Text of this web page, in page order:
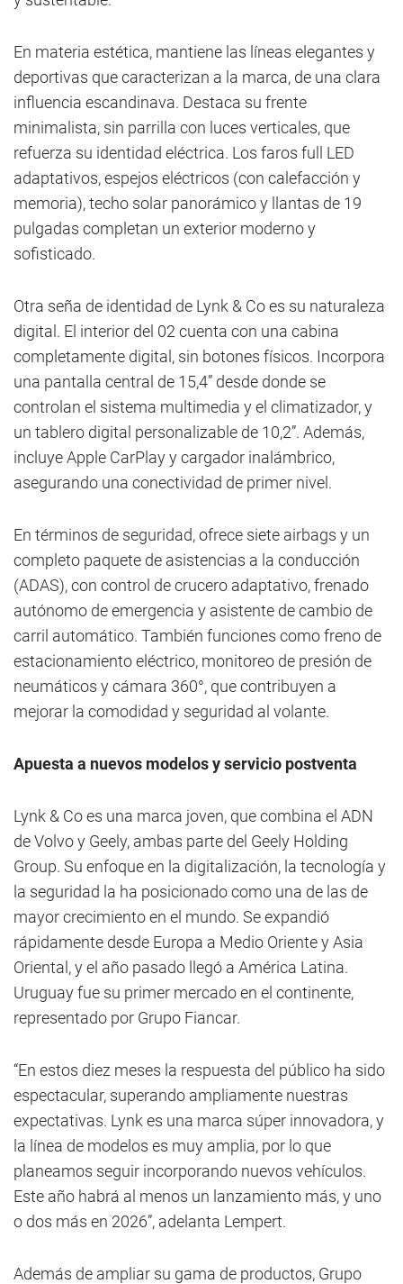
En materia estética, mantiene las líneas elegantes y
deportivas que caracterizan a la marca, de una clara
influencia escandinava. Destaca su frente
minimalista, sin parrilla con luces verticales, que
refuerza su identidad eléctrica. Los faros full LED
adaptativos, espejos eléctricos (con calefacción y
memoria), techo solar panorámico y llantas de 19
pulgadas completan un exterior moderno y
sofisticado.
Otra seña de identidad de Lynk & Co es su naturaleza
digital. El interior del 02 cuenta con una cabina
completamente digital, sin botones físicos. Incorpora
una pantalla central de 15,4” desde donde se
controlan el sistema multimedia y el climatizador, y
un tablero digital personalizable de 10,2”. Además,
incluye Apple CarPlay y cargador inalámbrico,
asegurando una conectividad de primer nivel.
En términos de seguridad, ofrece siete airbags y un
completo paquete de asistencias a la conducción
(ADAS), con control de crucero adaptativo, frenado
autónomo de emergencia y asistente de cambio de
carril automático. También funciones como freno de
estacionamiento eléctrico, monitoreo de presión de
neumáticos y cámara 360°, que contribuyen a
mejorar la comodidad y seguridad al volante.
Apuesta a nuevos modelos y servicio postventa
Lynk & Co es una marca joven, que combina el ADN
de Volvo y Geely, ambas parte del Geely Holding
Group. Su enfoque en la digitalización, la tecnología y
la seguridad la ha posicionado como una de las de
mayor crecimiento en el mundo. Se expandió
rápidamente desde Europa a Medio Oriente y Asia
Oriental, y el año pasado llegó a América Latina.
Uruguay fue su primer mercado en el continente,
representado por Grupo Fiancar.
“En estos diez meses la respuesta del público ha sido
espectacular, superando ampliamente nuestras
expectativas. Lynk es una marca súper innovadora, y
la línea de modelos es muy amplia, por lo que
planeamos seguir incorporando nuevos vehículos.
Este año habrá al menos un lanzamiento más, y uno
o dos más en 2026”, adelanta Lempert.
Además de ampliar su gama de productos, Grupo